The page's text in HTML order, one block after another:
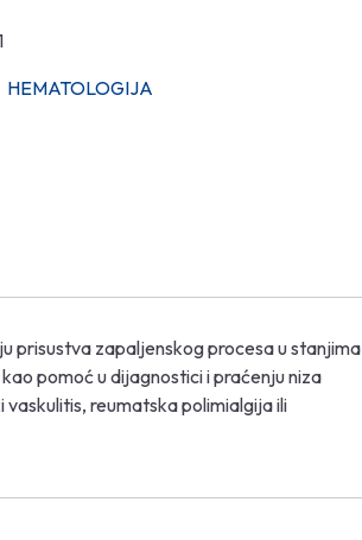
HEMATOLOGIJA
prisustva zapaljenskog procesa u stanjima
pomoć u dijagnostici i praćenju niza
reumatska polimialgija ili